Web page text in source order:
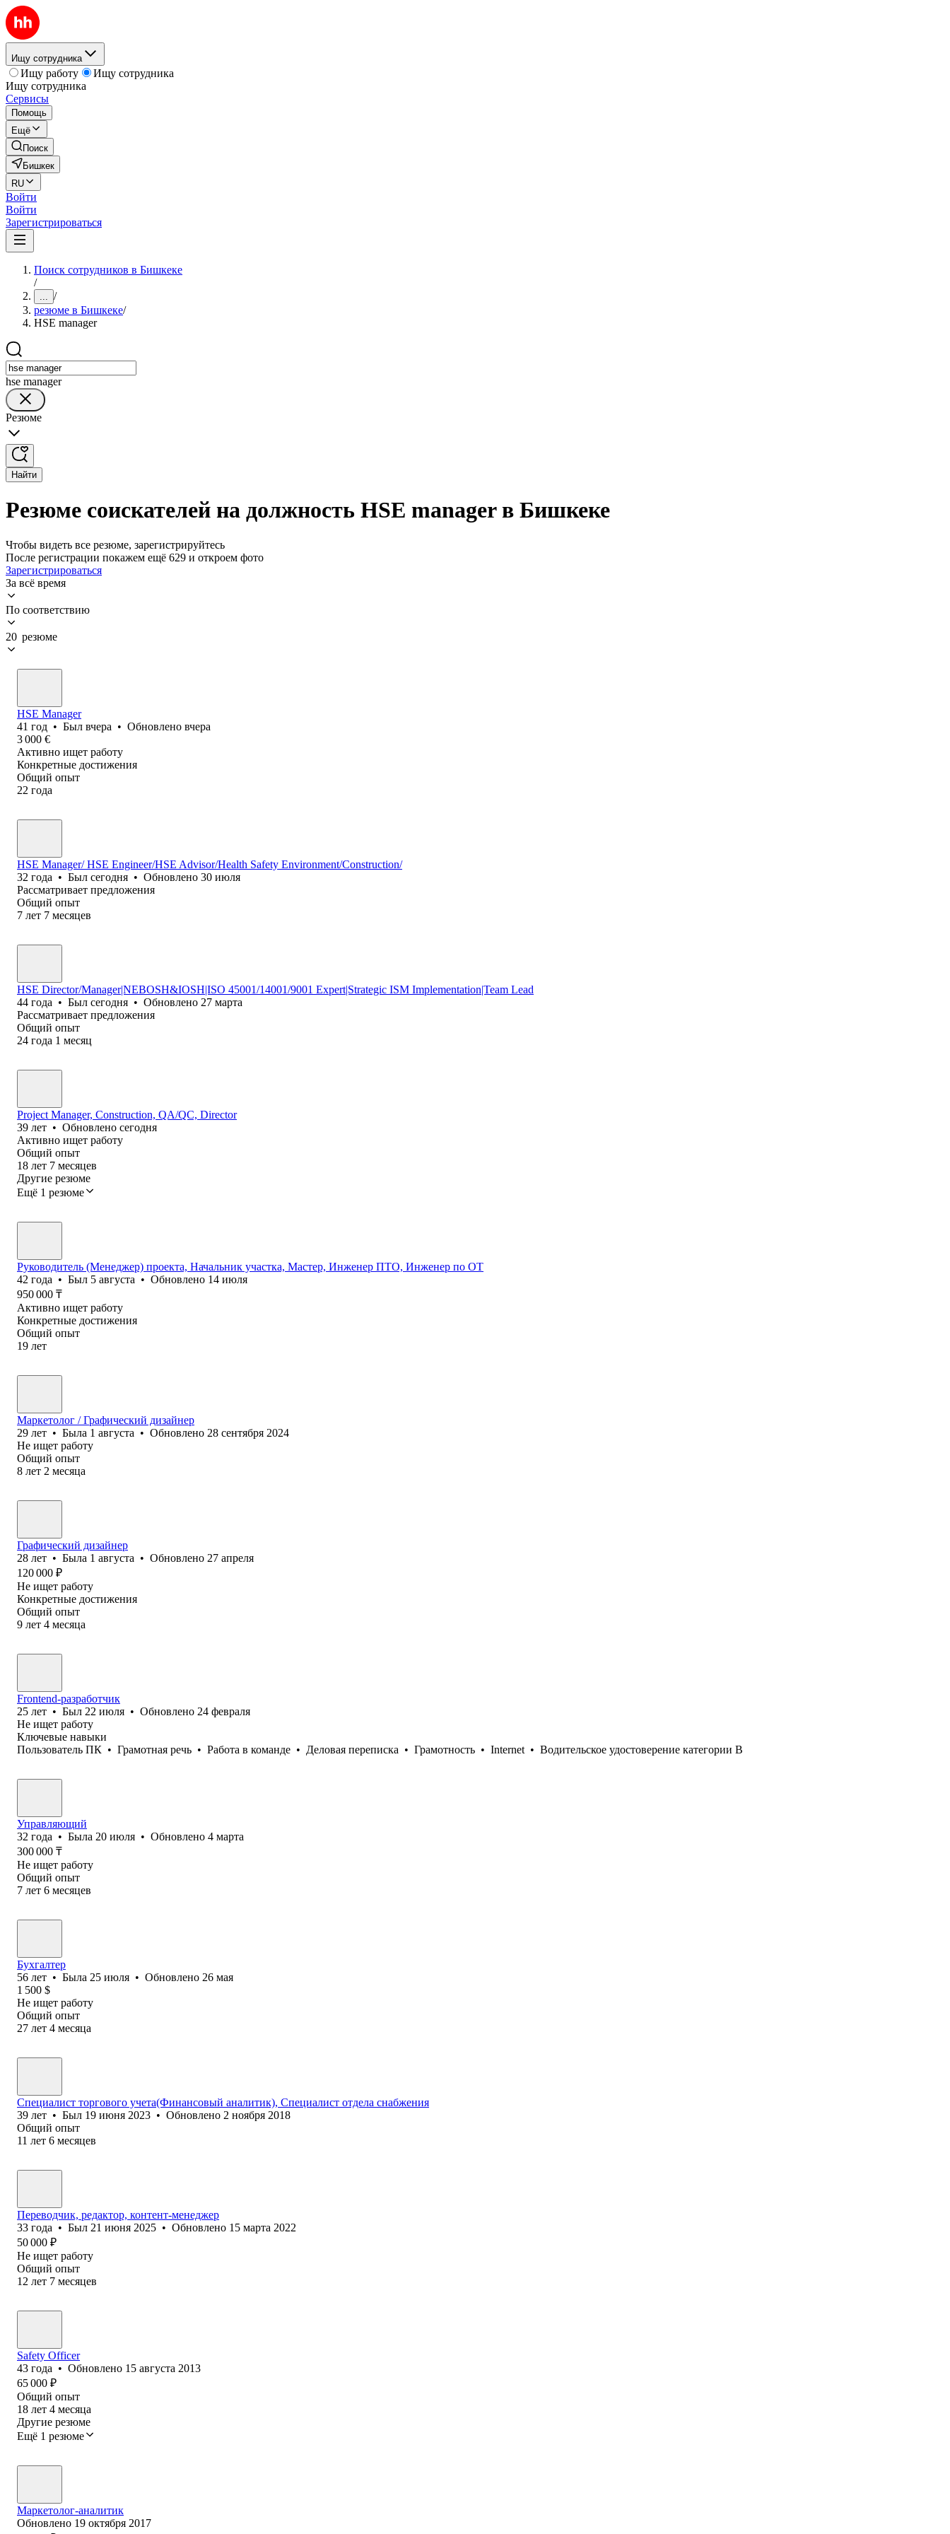
Ищу сотрудника
Ищу работу
Ищу сотрудника
Ищу сотрудника
Сервисы
Помощь
Ещё
Поиск
Бишкек
RU
Войти
Войти
Зарегистрироваться
Поиск сотрудников в Бишкеке
/
... /
резюме в Бишкеке/
HSE manager
hse manager
Резюме
Найти
Резюме соискателей на должность HSE manager в Бишкеке
Чтобы видеть все резюме, зарегистрируйтесь
После регистрации покажем ещё 629 и откроем фото
Зарегистрироваться
За всё время
По соответствию
20 резюме
HSE Manager
41 год • Был вчера • Обновлено вчера
3 000 €
Активно ищет работу
Конкретные достижения
Общий опыт
22 года
HSE Manager/ HSE Engineer/HSE Advisor/Health Safety Environment/Construction/
32 года • Был сегодня • Обновлено 30 июля
Рассматривает предложения
Общий опыт
7 лет 7 месяцев
HSE Director/Manager|NEBOSH&IOSH|ISO 45001/14001/9001 Expert|Strategic ISM Implementation|Team Lead
44 года • Был сегодня • Обновлено 27 марта
Рассматривает предложения
Общий опыт
24 года 1 месяц
Project Manager, Construction, QA/QC, Director
39 лет • Обновлено сегодня
Активно ищет работу
Общий опыт
18 лет 7 месяцев
Другие резюме
Ещё 1 резюме
Руководитель (Менеджер) проекта, Начальник участка, Мастер, Инженер ПТО, Инженер по ОТ
42 года • Был 5 августа • Обновлено 14 июля
950 000 ₸
Активно ищет работу
Конкретные достижения
Общий опыт
19 лет
Маркетолог / Графический дизайнер
29 лет • Была 1 августа • Обновлено 28 сентября 2024
Не ищет работу
Общий опыт
8 лет 2 месяца
Графический дизайнер
28 лет • Была 1 августа • Обновлено 27 апреля
120 000 ₽
Не ищет работу
Конкретные достижения
Общий опыт
9 лет 4 месяца
Frontend-разработчик
25 лет • Был 22 июля • Обновлено 24 февраля
Не ищет работу
Ключевые навыки
Пользователь ПК • Грамотная речь • Работа в команде • Деловая переписка • Грамотность • Internet • Водительское удостоверение категории B
Управляющий
32 года • Была 20 июля • Обновлено 4 марта
300 000 ₸
Не ищет работу
Общий опыт
7 лет 6 месяцев
Бухгалтер
56 лет • Была 25 июля • Обновлено 26 мая
1 500 $
Не ищет работу
Общий опыт
27 лет 4 месяца
Специалист торгового учета(Финансовый аналитик), Специалист отдела снабжения
39 лет • Был 19 июня 2023 • Обновлено 2 ноября 2018
Общий опыт
11 лет 6 месяцев
Переводчик, редактор, контент-менеджер
33 года • Был 21 июня 2025 • Обновлено 15 марта 2022
50 000 ₽
Не ищет работу
Общий опыт
12 лет 7 месяцев
Safety Officer
43 года • Обновлено 15 августа 2013
65 000 ₽
Общий опыт
18 лет 4 месяца
Другие резюме
Ещё 1 резюме
Маркетолог-аналитик
Обновлено 19 октября 2017